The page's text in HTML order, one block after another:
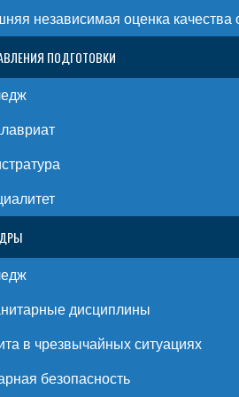
независимая оценка качества
ПОДГОТОВКИ
дисциплины
в чрезвычайных ситуациях
безопасность